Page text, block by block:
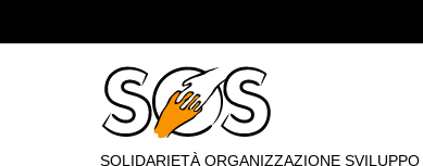
SOLIDARIETÀ ORGANIZZAZIONE SVILUPPO